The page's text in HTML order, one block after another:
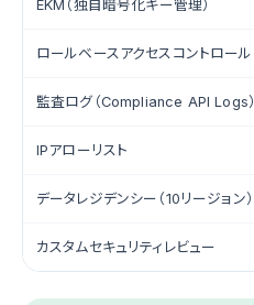
EKM（独自暗号化キー管理）
ロールベースアクセスコントロール
監査ログ（Compliance API Logs）
IPアローリスト
データレジデンシー（10リージョン）
カスタムセキュリティレビュー